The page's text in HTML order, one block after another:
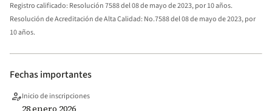
Registro calificado: Resolución 7588 del 08 de mayo de 2023, por 10 años.
Resolución de Acreditación de Alta Calidad: No.7588 del 08 de mayo de 2023, por
10 años.
Fechas importantes
person_editInicio de inscripciones
28 enero 2026